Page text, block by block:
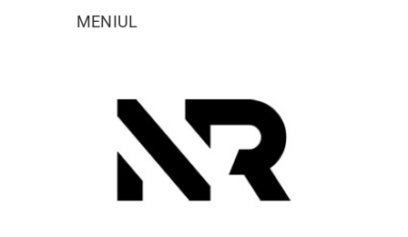
MENIUL